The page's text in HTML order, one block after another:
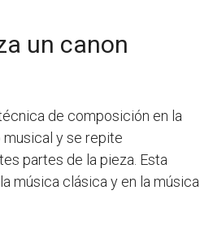
un canon
de composición en la
y se repite
partes de la pieza. Esta
música clásica y en la música